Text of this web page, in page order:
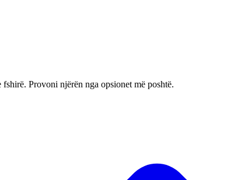
Provoni njërën nga opsionet më poshtë.